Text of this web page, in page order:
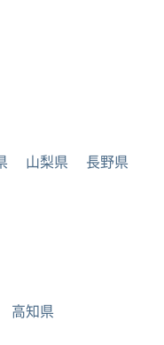
山梨県 長野県
高知県